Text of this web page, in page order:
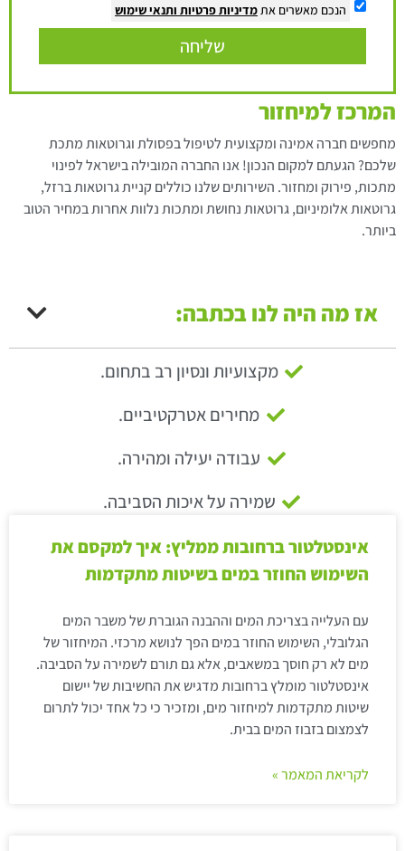
הנכם מאשרים אתמדיניות פרטיות ותנאי שימוש
שליחה
המרכז למיחזור
מחפשים חברה אמינה ומקצועית לטיפול בפסולת וגרוטאות מתכת
שלכם? הגעתם למקום הנכון! אנו החברה המובילה בישראל לפינוי
מתכות, פירוק ומחזור. השירותים שלנו כוללים קניית גרוטאות ברזל,
גרוטאות אלומיניום, גרוטאות נחושת ומתכות נלוות אחרות במחיר הטוב
ביותר.
אז מה היה לנו בכתבה:
מקצועיות ונסיון רב בתחום.
מחירים אטרקטיביים.
עבודה יעילה ומהירה.
שמירה על איכות הסביבה.
אינסטלטור ברחובות ממליץ: איך למקסם את
השימוש החוזר במים בשיטות מתקדמות
עם העלייה בצריכת המים וההבנה הגוברת של משבר המים
הגלובלי, השימוש החוזר במים הפך לנושא מרכזי. המיחזור של
מים לא רק חוסך במשאבים, אלא גם תורם לשמירה על הסביבה.
אינסטלטור מומלץ ברחובות מדגיש את החשיבות של יישום
שיטות מתקדמות למיחזור מים, ומזכיר כי כל אחד יכול לתרום
לצמצום בזבוז המים בבית.
לקריאת המאמר »